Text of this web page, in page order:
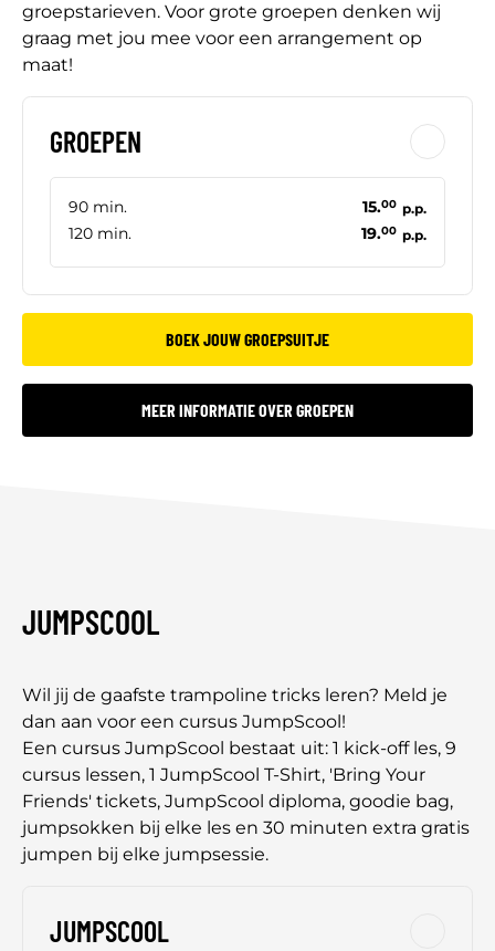
groepstarieven. Voor grote groepen denken wij
graag met jou mee voor een arrangement op
maat!
GROEPEN
90 min. 15.00 p.p.
120 min. 19.00 p.p.
BOEK JOUW GROEPSUITJE
MEER INFORMATIE OVER GROEPEN
JUMPSCOOL
Wil jij de gaafste trampoline tricks leren? Meld je
dan aan voor een cursus JumpScool!
Een cursus JumpScool bestaat uit: 1 kick-off les, 9
cursus lessen, 1 JumpScool T-Shirt, 'Bring Your
Friends' tickets, JumpScool diploma, goodie bag,
jumpsokken bij elke les en 30 minuten extra gratis
jumpen bij elke jumpsessie.
JUMPSCOOL